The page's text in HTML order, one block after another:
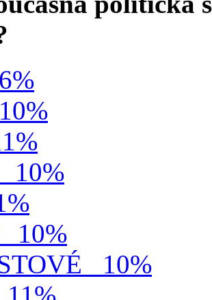
10%
10%
10%
10%